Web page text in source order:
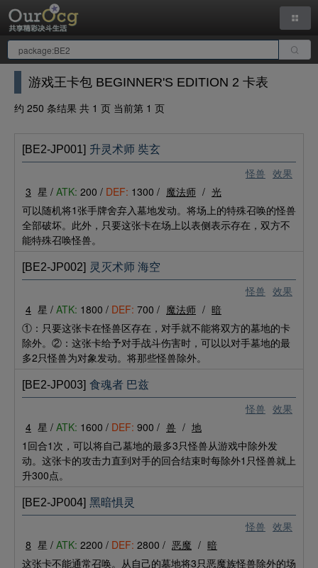
游戏王卡包 BEGINNER'S EDITION 2 卡表
约 250 条结果 共 1 页 当前第 1 页
怪兽 效果
[BE2-JP001] 升灵术师 奘玄
3 星 / ATK: 200 / DEF: 1300 / 魔法师 / 光
可以随机将1张手牌舍弃入墓地发动。将场上的特殊召唤的怪兽
全部破坏。此外，只要这张卡在场上以表侧表示存在，双方不
能特殊召唤怪兽。
怪兽 效果
[BE2-JP002] 灵灭术师 海空
4 星 / ATK: 1800 / DEF: 700 / 魔法师 / 暗
①：只要这张卡在怪兽区存在，对手就不能将双方的墓地的卡
除外。②：这张卡给予对手战斗伤害时，可以以对手墓地的最
多2只怪兽为对象发动。将那些怪兽除外。
怪兽 效果
[BE2-JP003] 食魂者 巴兹
4 星 / ATK: 1600 / DEF: 900 / 兽 / 地
1回合1次，可以将自己墓地的最多3只怪兽从游戏中除外发
动。这张卡的攻击力直到对手的回合结束时每除外1只怪兽就上
升300点。
怪兽 效果
[BE2-JP004] 黑暗惧灵
8 星 / ATK: 2200 / DEF: 2800 / 恶魔 / 暗
这张卡不能通常召唤。从自己的墓地将3只恶魔族怪兽除外的场